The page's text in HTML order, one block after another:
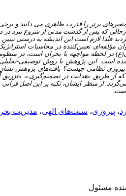
برتر را قدرت ظاهری می دانند و
که پس از گدشت مدتی از شروع نبرد
فلذا لازم است این اندیشه به درستی
در لحظه مواجهه با بحران است، در
است. این پژوهش با روش توصیفی-تحلیلی و
نظامی چیست؟ یافته‌های پژوهش نشان
که از طریق «هدایت در تصمیم‌گیری»،
از منظر ایشان، تکیه بر این اصل قرآنی
است.
، پیروزی، سنت‌های الهی، مدیریت
مسئول